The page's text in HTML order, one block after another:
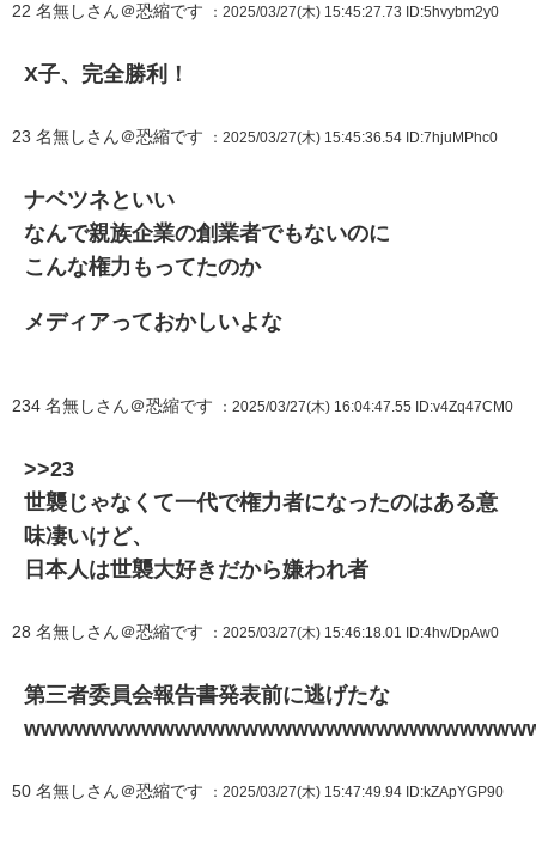
22 名無しさん＠恐縮です ：2025/03/27(木) 15:45:27.73 ID:5hvybm2y0
X子、完全勝利！
23 名無しさん＠恐縮です ：2025/03/27(木) 15:45:36.54 ID:7hjuMPhc0
ナベツネといい
なんで親族企業の創業者でもないのに
こんな権力もってたのか
メディアっておかしいよな
234 名無しさん＠恐縮です ：2025/03/27(木) 16:04:47.55 ID:v4Zq47CM0
>>23
世襲じゃなくて一代で権力者になったのはある意
味凄いけど、
日本人は世襲大好きだから嫌われ者
28 名無しさん＠恐縮です ：2025/03/27(木) 15:46:18.01 ID:4hv/DpAw0
第三者委員会報告書発表前に逃げたな
50 名無しさん＠恐縮です ：2025/03/27(木) 15:47:49.94 ID:kZApYGP90